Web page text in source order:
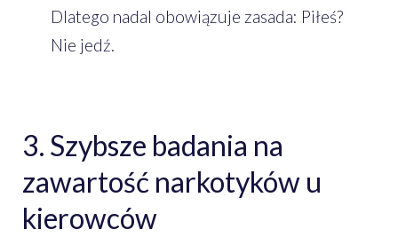
Dlatego nadal obowiązuje zasada: Piłeś?
Nie jedź.
3. Szybsze badania na
zawartość narkotyków u
kierowców